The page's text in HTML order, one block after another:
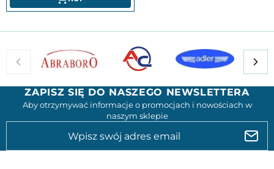
ZAPISZ SIĘ DO NASZEGO NEWSLETTERA
Aby otrzymywać informacje o promocjach i nowościach w
naszym sklepie